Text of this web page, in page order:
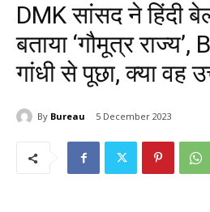
DMK सांसद ने हिंदी
बताया ‘गौमूत्र
गांधी से पूछा, क्या वह
By Bureau 5 December 2023